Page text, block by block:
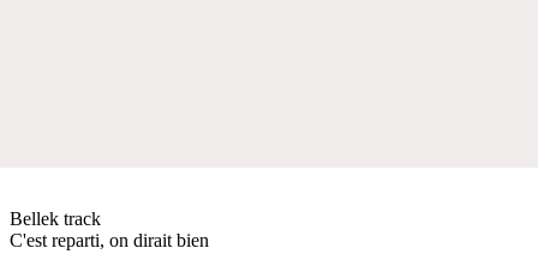
Bellek track
C'est reparti, on dirait bien